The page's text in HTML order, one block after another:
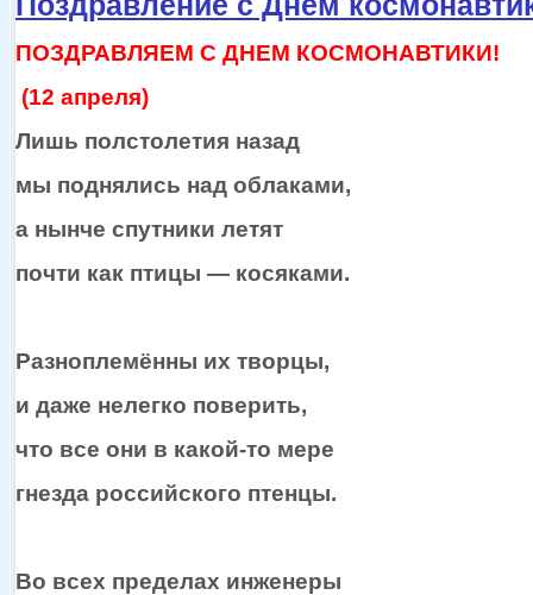
ПОЗДРАВЛЯЕМ С ДНЕМ КОСМОНАВТИКИ!
(12 апреля)
Лишь полстолетия назад
мы поднялись над облаками,
а нынче спутники летят
почти как птицы — косяками.
Разноплемённы их творцы,
и даже нелегко поверить,
что все они в какой-то мере
гнезда российского птенцы.
Во всех пределах инженеры